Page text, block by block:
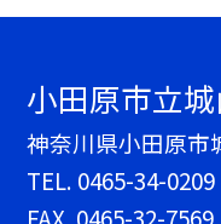
小田原市立
神奈川県小田原市
TEL. 0465-34-0209